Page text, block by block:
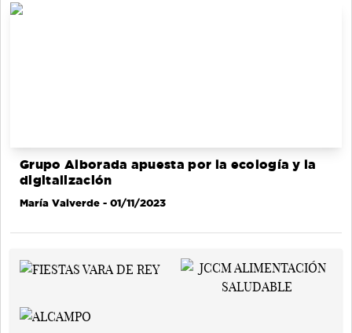
Grupo Alborada apuesta por la ecología y la
digitalización
María Valverde - 01/11/2023